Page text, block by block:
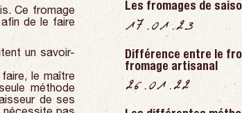
Ce fromage
de le faire
un savoir-
le maître
méthode
de ses
Les fromages de
17.01.23
Différence entre le
fromage artisanal
26.01.22